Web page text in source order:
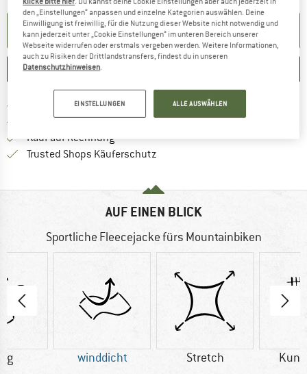
BENACHRICHTIGUNG EINRICHTEN
MERKEN
Portofrei ab 69 € (DE) Finde mehr Informationen zu den
100 Tage RückgaberechtGehe hier zu den Rückgabe-
Kauf auf Rechnung
Trusted Shops Käuferschutz
AUF EINEN BLICK
Sportliche Fleecejacke fürs Mountainbiken
g winddicht Stretch
den „Einstellungen“ anpassen und einzelne Kategorien auswählen. Deine
Einwilligung ist freiwillig, für die Nutzung dieser Website nicht notwendig und
kann jederzeit unter „Cookie Einstellungen“ im unteren Bereich unserer
Webseite widerrufen oder erstmals vergeben werden. Weitere Informationen,
auch zu Risiken der Drittlandstransfers, findest du in unseren
Datenschutzhinweisen.
EINSTELLUNGEN ALLE AUSWÄHLEN